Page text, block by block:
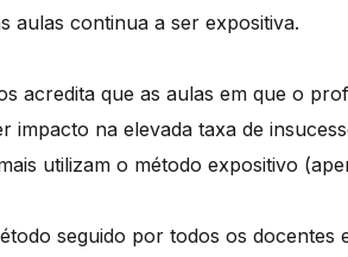
aulas continua a ser expositiva.
acredita que as aulas em que o
impacto na elevada taxa de
utilizam o método expositivo
seguido por todos os docentes